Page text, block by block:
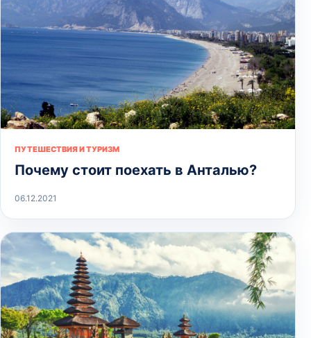
ПУТЕШЕСТВИЯ И ТУРИЗМ
Почему стоит поехать в Анталью?
06.12.2021